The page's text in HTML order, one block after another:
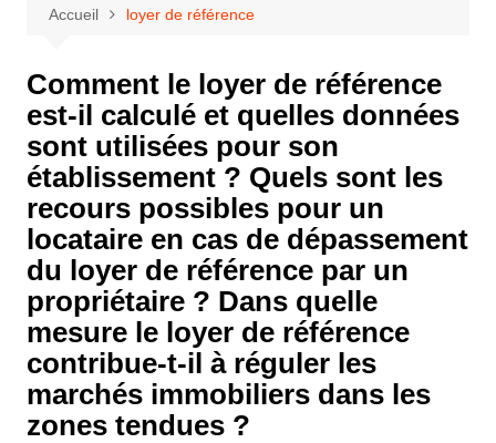
Accueil loyer de référence
Comment le loyer de référence
est-il calculé et quelles données
sont utilisées pour son
établissement ? Quels sont les
recours possibles pour un
locataire en cas de dépassement
du loyer de référence par un
propriétaire ? Dans quelle
mesure le loyer de référence
contribue-t-il à réguler les
marchés immobiliers dans les
zones tendues ?